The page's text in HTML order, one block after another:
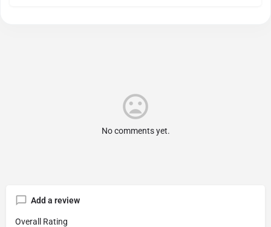
No comments yet.
Add a review
Overall Rating